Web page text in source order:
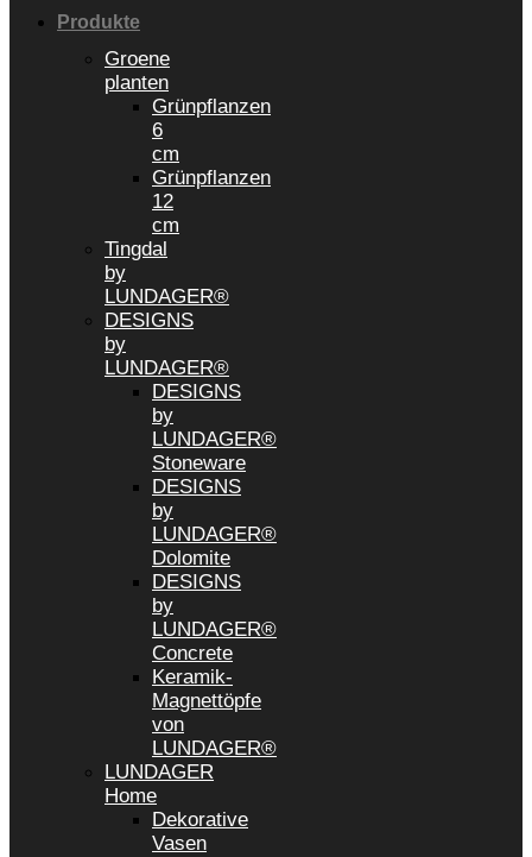
Produkte
Groene
planten
Grünpflanzen
6
cm
Grünpflanzen
12
cm
Tingdal
by
LUNDAGER®
DESIGNS
by
LUNDAGER®
DESIGNS
by
LUNDAGER®
Stoneware
DESIGNS
by
LUNDAGER®
Dolomite
DESIGNS
by
LUNDAGER®
Concrete
Keramik-
Magnettöpfe
von
LUNDAGER®
LUNDAGER
Home
Dekorative
Vasen